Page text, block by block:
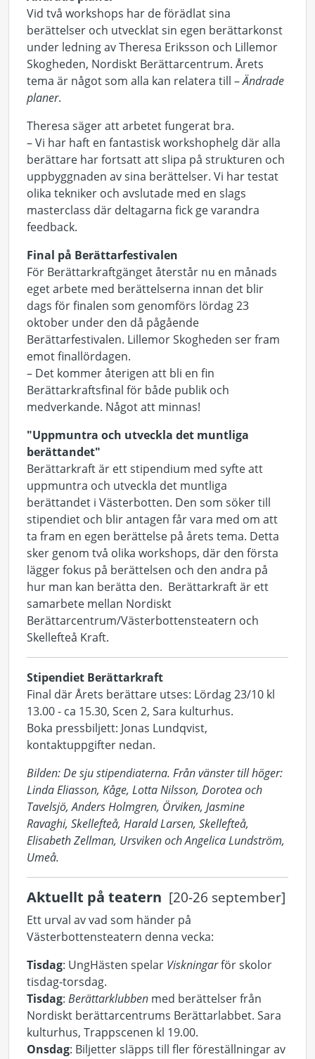
Vid två workshops har de förädlat sina
berättelser och utvecklat sin egen berättarkonst
under ledning av Theresa Eriksson och Lillemor
Skogheden, Nordiskt Berättarcentrum. Årets
tema är något som alla kan relatera till –Ändrade
planer.
Theresa säger att arbetet fungerat bra.
– Vi har haft en fantastisk workshophelg där alla
berättare har fortsatt att slipa på strukturen och
uppbyggnaden av sina berättelser. Vi har testat
olika tekniker och avslutade med en slags
masterclass där deltagarna fick ge varandra
feedback.
Final på Berättarfestivalen
För Berättarkraftgänget återstår nu en månads
eget arbete med berättelserna innan det blir
dags för finalen som genomförs lördag 23
oktober under den då pågående
Berättarfestivalen. Lillemor Skogheden ser fram
emot finallördagen.
– Det kommer återigen att bli en fin
Berättarkraftsfinal för både publik och
medverkande. Något att minnas!
"Uppmuntra och utveckla det muntliga
berättandet"
Berättarkraft är ett stipendium med syfte att
uppmuntra och utveckla det muntliga
berättandet i Västerbotten. Den som söker till
stipendiet och blir antagen får vara med om att
ta fram en egen berättelse på årets tema. Detta
sker genom två olika workshops, där den första
lägger fokus på berättelsen och den andra på
hur man kan berätta den. Berättarkraft är ett
samarbete mellan Nordiskt
Berättarcentrum/Västerbottensteatern och
Skellefteå Kraft.
Stipendiet Berättarkraft
Final där Årets berättare utses: Lördag 23/10 kl
13.00 - ca 15.30, Scen 2, Sara kulturhus.
Boka pressbiljett: Jonas Lundqvist,
kontaktuppgifter nedan.
Bilden: De sju stipendiaterna. Från vänster till höger:
Linda Eliasson, Kåge, Lotta Nilsson, Dorotea och
Tavelsjö, Anders Holmgren, Örviken, Jasmine
Ravaghi, Skellefteå, Harald Larsen, Skellefteå,
Elisabeth Zellman, Ursviken och Angelica Lundström,
Umeå.
Aktuellt på teatern [20-26 september]
Ett urval av vad som händer på
Västerbottensteatern denna vecka:
Tisdag: UngHästen spelar Viskningarför skolor
tisdag-torsdag.
Tisdag: Berättarklubben med berättelser från
Nordiskt berättarcentrums Berättarlabbet. Sara
kulturhus, Trappscenen kl 19.00.
Onsdag: Biljetter släpps till fler föreställningar av